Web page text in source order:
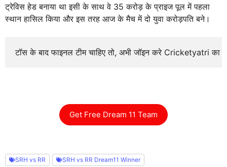
ट्रेविस हेड बनाया था इसी के साथ वे 35 करोड़ के प्राइज पूल में पहला
स्थान हासिल किया और इस तरह आज के मैच में दो युवा करोड़पति बने।
टॉस के बाद फाइनल टीम चाहिए तो, अभी जॉइन करे Cricketyatri
Get Free Dream 11 Team
SRH vs RR SRH vs RR Dream11 Winner